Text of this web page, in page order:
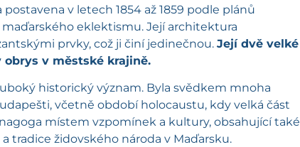
v letech 1854 až 1859 podle plánů
eklektismu. Její architektura
prvky, což ji činí jedinečnou. Její dvě velké
v městské krajině.
historický význam. Byla svědkem mnoha
včetně období holocaustu, kdy velká část
místem vzpomínek a kultury, obsahující také
tradice židovského národa v Maďarsku.